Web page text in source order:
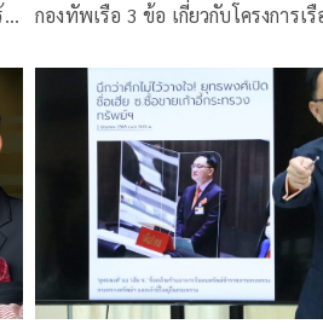
กองทัพเรือ 3 ข้อ เกี่ยวกับโครงการเ